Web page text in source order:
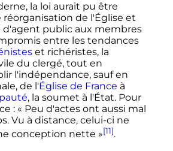
la loi aurait pu être
réorganisation de l'Église et
public aux membres
entre les tendances
et richéristes, la
du clergé, tout en
l'indépendance, sauf en
de l'Église de France à
, la soumet à l'État. Pour
: « Peu d'actes ont aussi mal
Vu à distance, celui-ci ne
conception nette »[11].